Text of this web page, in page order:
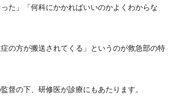
た」「何科にかかればいいのかよくわからな
の方が搬送されてくる」というのが救急部の特
督の下、研修医が診療にもあたります。